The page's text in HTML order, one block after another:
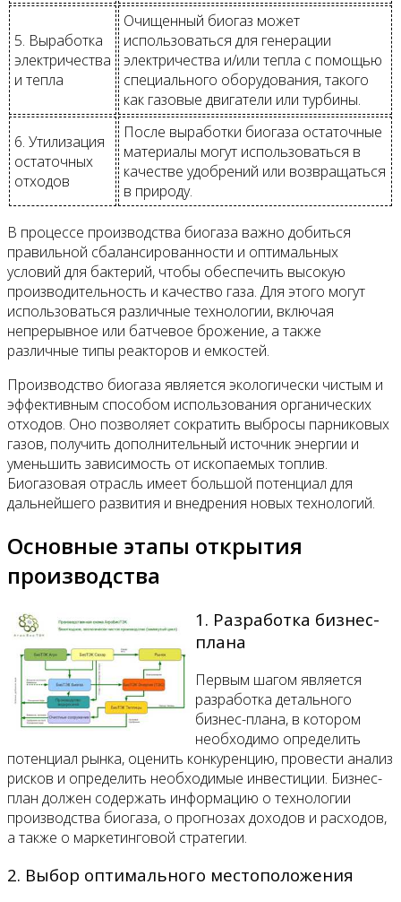
5. Выработка
электричества
и тепла
Очищенный биогаз может
использоваться для генерации
электричества и/или тепла с помощью
специального оборудования, такого
как газовые двигатели или турбины.
6. Утилизация
остаточных
отходов
После выработки биогаза остаточные
материалы могут использоваться в
качестве удобрений или возвращаться
в природу.
В процессе производства биогаза важно добиться
правильной сбалансированности и оптимальных
условий для бактерий, чтобы обеспечить высокую
производительность и качество газа. Для этого могут
использоваться различные технологии, включая
непрерывное или батчевое брожение, а также
различные типы реакторов и емкостей.
Производство биогаза является экологически чистым и
эффективным способом использования органических
отходов. Оно позволяет сократить выбросы парниковых
газов, получить дополнительный источник энергии и
уменьшить зависимость от ископаемых топлив.
Биогазовая отрасль имеет большой потенциал для
дальнейшего развития и внедрения новых технологий.
Основные этапы открытия
производства
1. Разработка бизнес-
плана
Первым шагом является
разработка детального
бизнес-плана, в котором
необходимо определить
потенциал рынка, оценить конкуренцию, провести анализ
рисков и определить необходимые инвестиции. Бизнес-
план должен содержать информацию о технологии
производства биогаза, о прогнозах доходов и расходов,
а также о маркетинговой стратегии.
2. Выбор оптимального местоположения